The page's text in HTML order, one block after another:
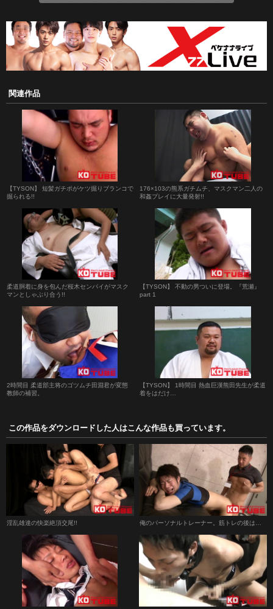
関連作品
【TYSON】 短髪ガチポがケツ掘りブランコで
掘られる!!
176×103の熊系ガチムチ、マスクマン二人の
和姦プレイに大量発射!!
柔道胴着に身を包んだ桜木センパイがマスク
マンとしゃぶり合う!!
【TYSON】 不動の男ついに登場。『荒瀬』
part 1
2時間目 柔道部主将のゴツムチ田淵君が変態
教師の補習。
【TYSON】 1時間目 熱血巨漢熊田先生が柔道
着をはだけ…
この作品をダウンロードした人はこんな作品も買っています。
淫乱雄達の快楽絶頂交尾!! 俺のパーソナルトレーナー。筋トレの後は…